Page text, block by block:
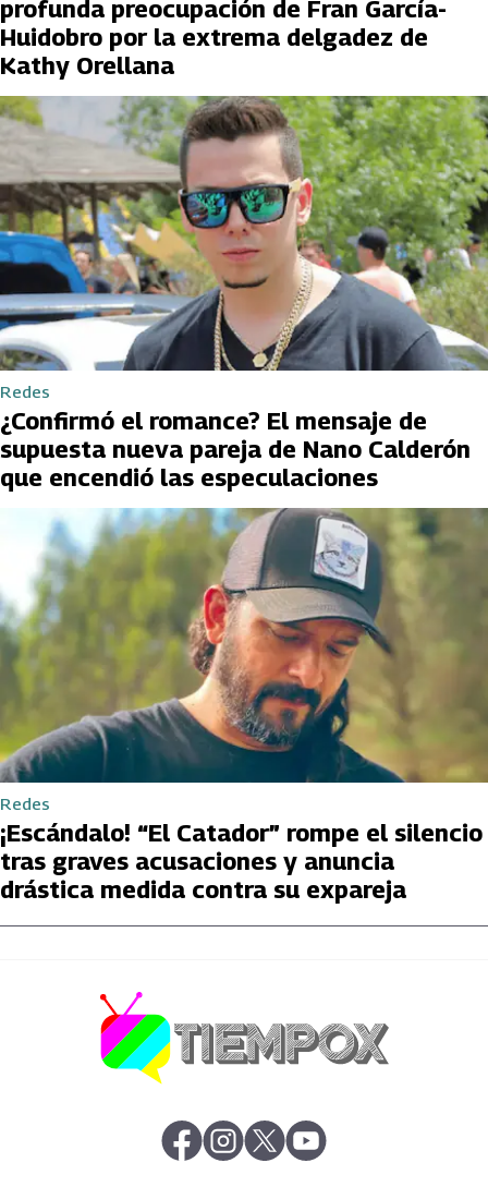
profunda preocupación de Fran García-
Huidobro por la extrema delgadez de
Kathy Orellana
Redes
¿Confirmó el romance? El mensaje de
supuesta nueva pareja de Nano Calderón
que encendió las especulaciones
Redes
¡Escándalo! “El Catador” rompe el silencio
tras graves acusaciones y anuncia
drástica medida contra su expareja
abre en nueva pestaña
abre en nueva pestaña
abre en nueva pestaña